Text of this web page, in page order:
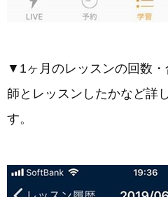
▼1ヶ月のレッスンの回数
師とレッスンしたかなど詳
す。